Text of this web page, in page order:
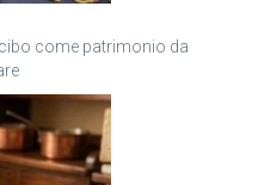
cibo come patrimonio da